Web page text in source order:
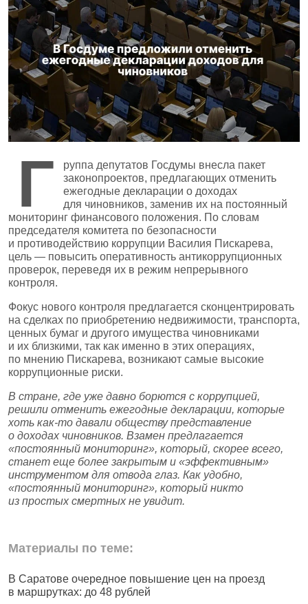
Г
руппа депутатов Госдумы внесла пакет
законопроектов, предлагающих отменить
ежегодные декларации о доходах
для чиновников, заменив их на постоянный
мониторинг финансового положения. По словам
председателя комитета по безопасности
и противодействию коррупции Василия Пискарева,
цель — повысить оперативность антикоррупционных
проверок, переведя их в режим непрерывного
контроля.
Фокус нового контроля предлагается сконцентрировать
на сделках по приобретению недвижимости, транспорта,
ценных бумаг и другого имущества чиновниками
и их близкими, так как именно в этих операциях,
по мнению Пискарева, возникают самые высокие
коррупционные риски.
В стране, где уже давно борются с коррупцией,
решили отменить ежегодные декларации, которые
хоть как‑то давали обществу представление
о доходах чиновников. Взамен предлагается
«постоянный мониторинг», который, скорее всего,
станет еще более закрытым и «эффективным»
инструментом для отвода глаз. Как удобно,
«постоянный мониторинг», который никто
из простых смертных не увидит.
Материалы по теме:
В Саратове очередное повышение цен на проезд
в маршрутках: до 48 рублей